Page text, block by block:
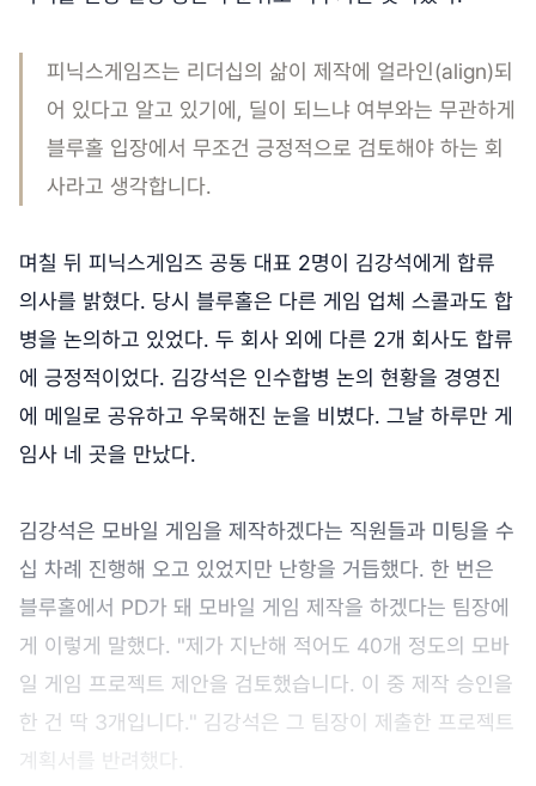
피닉스게임즈는 리더십의 삶이 제작에 얼라인(align)되
어 있다고 알고 있기에, 딜이 되느냐 여부와는 무관하게
블루홀 입장에서 무조건 긍정적으로 검토해야 하는 회
사라고 생각합니다.
며칠 뒤 피닉스게임즈 공동 대표 2명이 김강석에게 합류
의사를 밝혔다. 당시 블루홀은 다른 게임 업체 스콜과도 합
병을 논의하고 있었다. 두 회사 외에 다른 2개 회사도 합류
에 긍정적이었다. 김강석은 인수합병 논의 현황을 경영진
에 메일로 공유하고 우묵해진 눈을 비볐다. 그날 하루만 게
임사 네 곳을 만났다.
김강석은 모바일 게임을 제작하겠다는 직원들과 미팅을 수
십 차례 진행해 오고 있었지만 난항을 거듭했다. 한 번은
블루홀에서 PD가 돼 모바일 게임 제작을 하겠다는 팀장에
게 이렇게 말했다. "제가 지난해 적어도 40개 정도의 모바
일 게임 프로젝트 제안을 검토했습니다. 이 중 제작 승인을
한 건 딱 3개입니다." 김강석은 그 팀장이 제출한 프로젝트
계획서를 반려했다.